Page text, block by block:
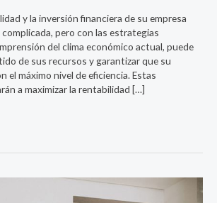
y la inversión financiera de su empresa
pero con las estrategias
del clima económico actual, puede
de sus recursos y garantizar que su
el máximo nivel de eficiencia. Estas
a maximizar la rentabilidad […]